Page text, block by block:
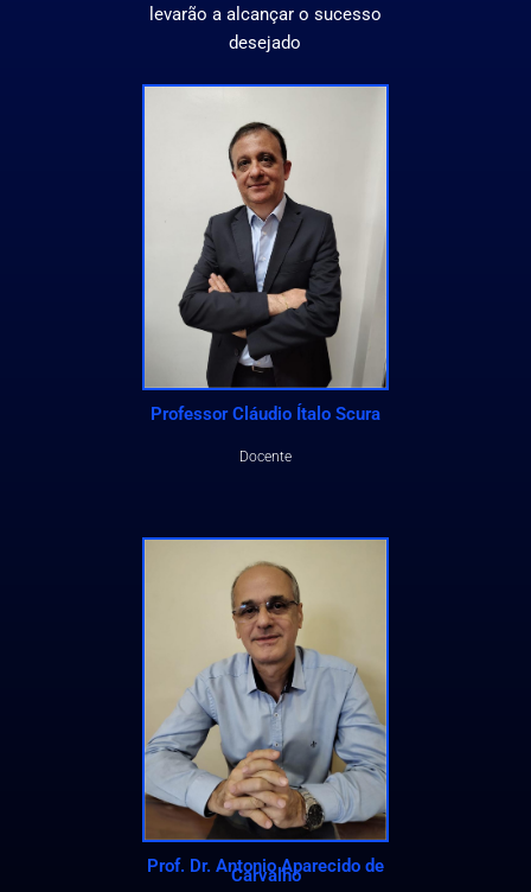
levarão a alcançar o sucesso
desejado
Professor Cláudio Ítalo Scura
Docente
Prof. Dr. Antonio Aparecido de
Carvalho